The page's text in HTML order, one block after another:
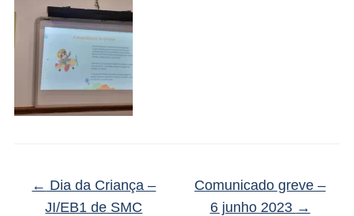
← Dia da Criança –
JI/EB1 de SMC
Comunicado greve –
6 junho 2023 →